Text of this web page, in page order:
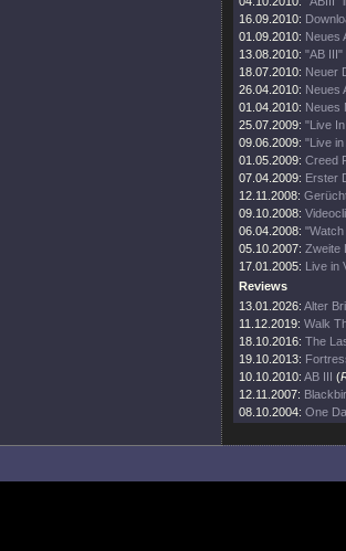
16.09.2010:
01.09.2010: Neues
13.08.2010: "AB III"
18.07.2010: Neuer
26.04.2010: Neues
01.04.2010: Neues
25.07.2009: "Live
09.06.2009: "Live
01.05.2009: Creed
07.04.2009: Erster
12.11.2008:
09.10.2008:
06.04.2008:
05.10.2007: Zweite
17.01.2005: Live in
Reviews
13.01.2026: Alter
11.12.2019: Walk
18.10.2016: The
19.10.2013:
10.10.2010: AB III (
12.11.2007:
08.10.2004: One